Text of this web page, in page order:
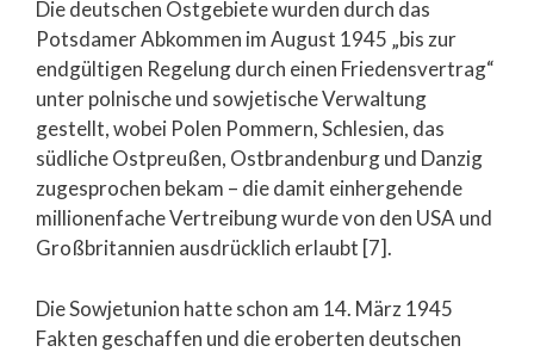
Die deutschen Ostgebiete wurden durch das
Potsdamer Abkommen im August 1945 „bis zur
endgültigen Regelung durch einen Friedensvertrag“
unter polnische und sowjetische Verwaltung
gestellt, wobei Polen Pommern, Schlesien, das
südliche Ostpreußen, Ostbrandenburg und Danzig
zugesprochen bekam – die damit einhergehende
millionenfache Vertreibung wurde von den USA und
Großbritannien ausdrücklich erlaubt [7].
Die Sowjetunion hatte schon am 14. März 1945
Fakten geschaffen und die eroberten deutschen